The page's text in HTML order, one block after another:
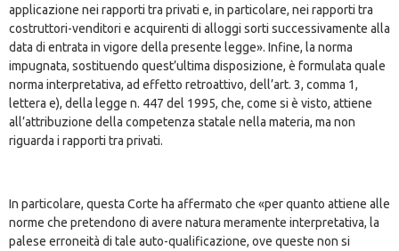
applicazione nei rapporti tra privati e, in particolare, nei rapporti tra
costruttori-venditori e acquirenti di alloggi sorti successivamente alla
data di entrata in vigore della presente legge». Infine, la norma
impugnata, sostituendo quest’ultima disposizione, è formulata quale
norma interpretativa, ad effetto retroattivo, dell’art. 3, comma 1,
lettera e), della legge n. 447 del 1995, che, come si è visto, attiene
all’attribuzione della competenza statale nella materia, ma non
riguarda i rapporti tra privati.
In particolare, questa Corte ha affermato che «per quanto attiene alle
norme che pretendono di avere natura meramente interpretativa, la
palese erroneità di tale auto-qualificazione, ove queste non si